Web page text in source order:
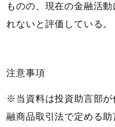
ものの、現在の金融活
れないと評価している。
注意事項
※当資料は投資助言部が
融商品取引法で定める